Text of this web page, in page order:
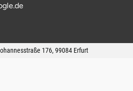
176, 99084 Erfurt